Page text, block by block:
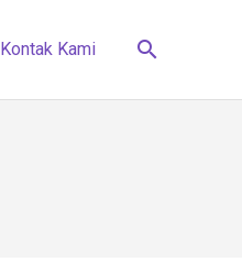
Kontak Kami search